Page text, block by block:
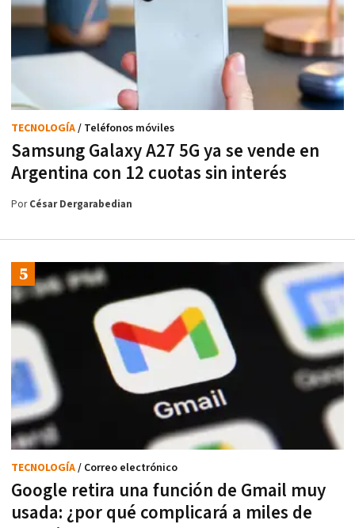
Samsung Galaxy A27 5G ya se vende en
Argentina con 12 cuotas sin interés
TECNOLOGÍA/ Teléfonos móviles
PorCésar Dergarabedian
Google retira una función de Gmail muy
usada: ¿por qué complicará a miles de
TECNOLOGÍA/ Correo electrónico